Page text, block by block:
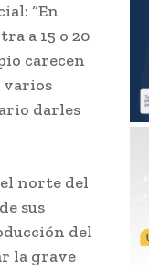
“En
a 15 o 20
carecen
varios
darles
norte del
sus
del
la grave